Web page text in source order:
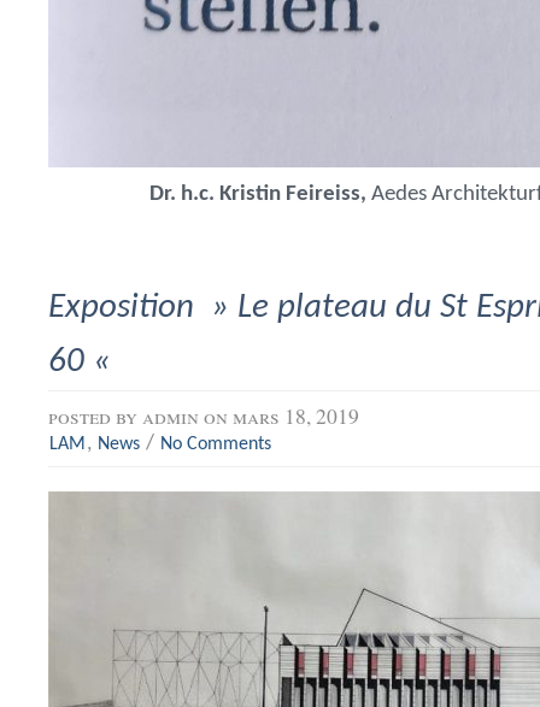
Dr. h.c. Kristin Feireiss, Aedes
Exposition » Le plateau du St
60 «
posted by admin on mars 18, 2019
LAM, News / No Comments